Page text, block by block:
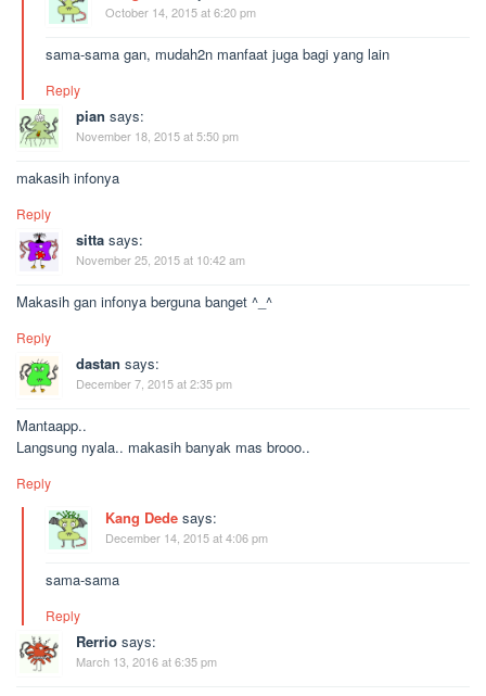
October 14, 2015 at 6:20 pm
sama-sama gan, mudah2n manfaat juga bagi yang lain
Reply
pian says:
November 18, 2015 at 5:50 pm
makasih infonya
Reply
sitta says:
November 25, 2015 at 10:42 am
Makasih gan infonya berguna banget ^_^
Reply
dastan says:
December 7, 2015 at 2:35 pm
Mantaapp..
Langsung nyala.. makasih banyak mas brooo..
Reply
Kang Dede says:
December 14, 2015 at 4:06 pm
sama-sama
Reply
Rerrio says:
March 13, 2016 at 6:35 pm